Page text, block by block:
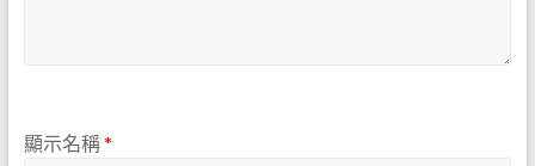
顯示名稱*